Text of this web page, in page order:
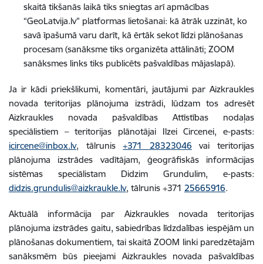
skaitā tikšanās laikā tiks sniegtas arī apmācības
“GeoLatvija.lv” platformas lietošanai: kā ātrāk uzzināt, ko
savā īpašumā varu darīt, kā ērtāk sekot līdzi plānošanas
procesam (sanāksme tiks organizēta attālināti; ZOOM
sanāksmes links tiks publicēts pašvaldības mājaslapā).
Ja ir kādi priekšlikumi, komentāri, jautājumi par Aizkraukles
novada teritorijas plānojuma izstrādi, lūdzam tos adresēt
Aizkraukles novada pašvaldības Attīstības nodaļas
speciālistiem – teritorijas plānotājai Ilzei Circenei, e-pasts:
icircene@inbox.lv, tālrunis+371 28323046 vai teritorijas
plānojuma izstrādes vadītājam, ģeogrāfiskās informācijas
sistēmas speciālistam Didzim Grundulim, e-pasts:
didzis.grundulis@aizkraukle.lv, tālrunis +371 25665916.
Aktuālā informācija par Aizkraukles novada teritorijas
plānojuma izstrādes gaitu, sabiedrības līdzdalības iespējām un
plānošanas dokumentiem, tai skaitā ZOOM linki paredzētajām
sanāksmēm būs pieejami Aizkraukles novada pašvaldības